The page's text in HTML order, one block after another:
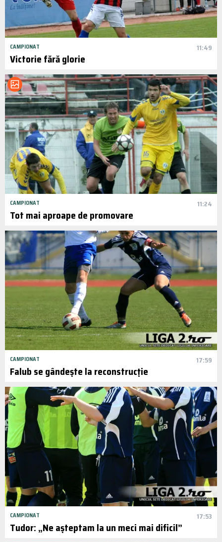
CAMPIONAT 11:49
Victorie fără glorie
CAMPIONAT 11:24
Tot mai aproape de promovare
CAMPIONAT 17:59
Falub se gândește la reconstrucție
CAMPIONAT 17:53
Tudor: „Ne așteptam la un meci mai dificil”